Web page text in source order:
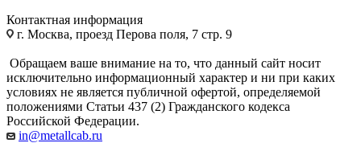
Контактная информация
г. Москва, проезд Перова поля, 7 стр. 9
Обращаем ваше внимание на то, что данный сайт носит
исключительно информационный характер и ни при каких
условиях не является публичной офертой, определяемой
положениями Статьи 437 (2) Гражданского кодекса
Российской Федерации.
in@metallcab.ru